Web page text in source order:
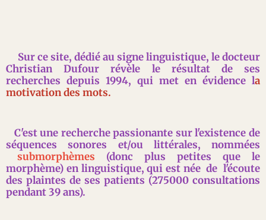
Sur ce site, dédié au signe linguistique, le docteur
Christian Dufour révèle le résultat de ses
recherches depuis 1994, qui met en évidence la
motivation des mots.
C'est une recherche passionante sur l'existence de
séquences sonores et/ou littérales, nommées
submorphèmes (donc plus petites que le
morphème) en linguistique, qui est née de l'écoute
des plaintes de ses patients (275000 consultations
pendant 39 ans).